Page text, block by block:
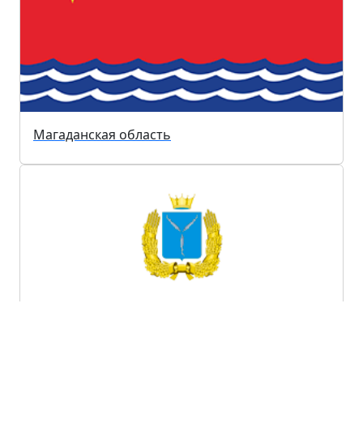
Магаданская область